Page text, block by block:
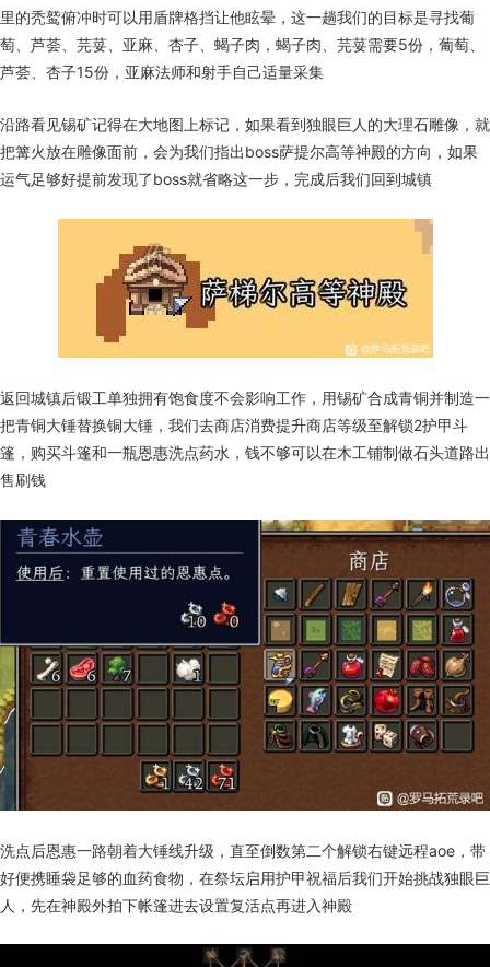
里的秃鹫俯冲时可以用盾牌格挡让他眩晕，这一趟我们的目标是寻找葡
萄、芦荟、芫荽、亚麻、杏子、蝎子肉，蝎子肉、芫荽需要5份，葡萄、
芦荟、杏子15份，亚麻法师和射手自己适量采集
沿路看见锡矿记得在大地图上标记，如果看到独眼巨人的大理石雕像，就
把篝火放在雕像面前，会为我们指出boss萨提尔高等神殿的方向，如果
运气足够好提前发现了boss就省略这一步，完成后我们回到城镇
返回城镇后锻工单独拥有饱食度不会影响工作，用锡矿合成青铜并制造一
把青铜大锤替换铜大锤，我们去商店消费提升商店等级至解锁2护甲斗
篷，购买斗篷和一瓶恩惠洗点药水，钱不够可以在木工铺制做石头道路出
售刷钱
洗点后恩惠一路朝着大锤线升级，直至倒数第二个解锁右键远程aoe，带
好便携睡袋足够的血药食物，在祭坛启用护甲祝福后我们开始挑战独眼巨
人，先在神殿外拍下帐篷进去设置复活点再进入神殿